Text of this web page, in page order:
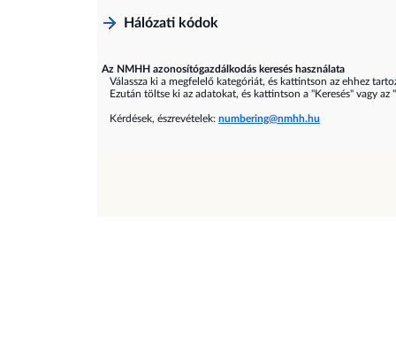
Hálózati kódok
Az NMHH azonosítógazdálkodás keresés használata
Válassza ki a megfelelő kategóriát, és kattintson az ehhez
Ezután töltse ki az adatokat, és kattintson a "Keresés" vagy az
Kérdések, észrevételek: numbering@nmhh.hu